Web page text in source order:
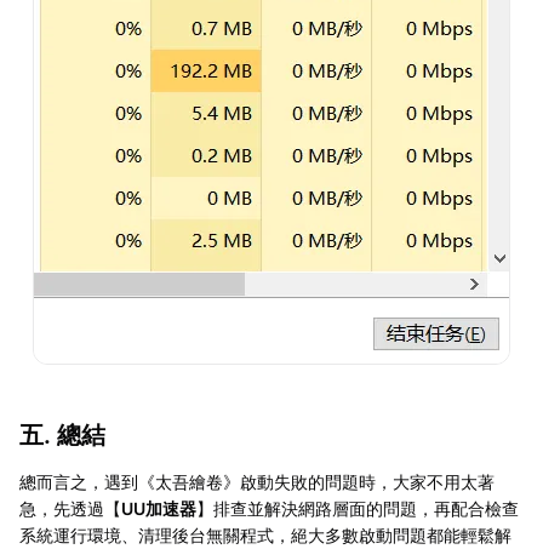
五. 總結
總而言之，遇到《太吾繪卷》啟動失敗的問題時，大家不用太著
急，先透過【UU加速器】排查並解決網路層面的問題，再配合檢查
系統運行環境、清理後台無關程式，絕大多數啟動問題都能輕鬆解